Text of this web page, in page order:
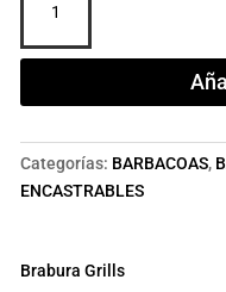
ENCASTRABLE
cantidad
Categorías: BARBACOAS,
ENCASTRABLES
Brabura Grills